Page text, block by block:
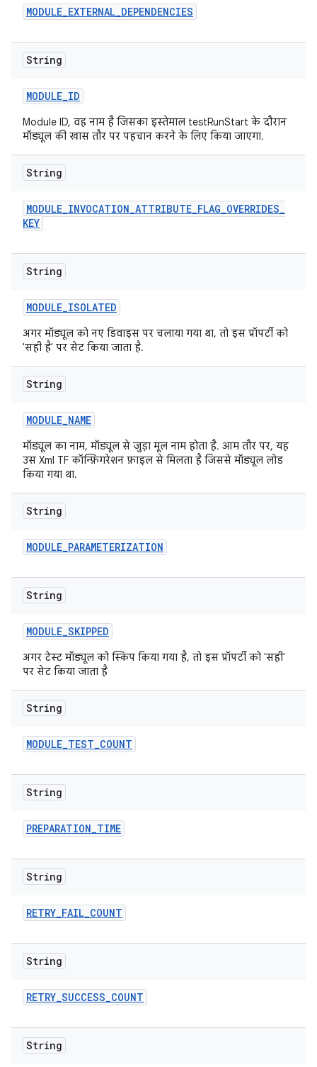
MODULE_EXTERNAL_DEPENDENCIES
String
MODULE_ID
Module ID, वह नाम है जिसका इस्तेमाल testRunStart के दौरान
मॉड्यूल की खास तौर पर पहचान करने के लिए किया जाएगा.
String
MODULE_INVOCATION_ATTRIBUTE_FLAG_OVERRIDES_
KEY
String
MODULE_ISOLATED
अगर मॉड्यूल को नए डिवाइस पर चलाया गया था, तो इस प्रॉपर्टी को
'सही है' पर सेट किया जाता है.
String
MODULE_NAME
मॉड्यूल का नाम, मॉड्यूल से जुड़ा मूल नाम होता है. आम तौर पर, यह
उस Xml TF कॉन्फ़िगरेशन फ़ाइल से मिलता है जिससे मॉड्यूल लोड
किया गया था.
String
MODULE_PARAMETERIZATION
String
MODULE_SKIPPED
अगर टेस्ट मॉड्यूल को स्किप किया गया है, तो इस प्रॉपर्टी को 'सही'
पर सेट किया जाता है
String
MODULE_TEST_COUNT
String
PREPARATION_TIME
String
RETRY_FAIL_COUNT
String
RETRY_SUCCESS_COUNT
String